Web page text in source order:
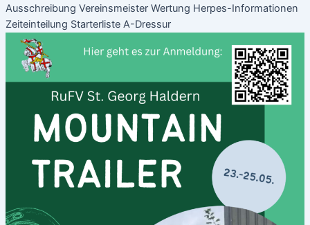
Ausschreibung Vereinsmeister Wertung Herpes-Informationen
Zeiteinteilung Starterliste A-Dressur